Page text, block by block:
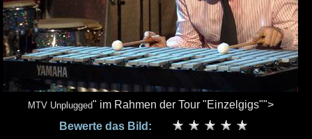
MTV Unplugged" im Rahmen der Tour "Einzelgigs"">
Bewerte das Bild: